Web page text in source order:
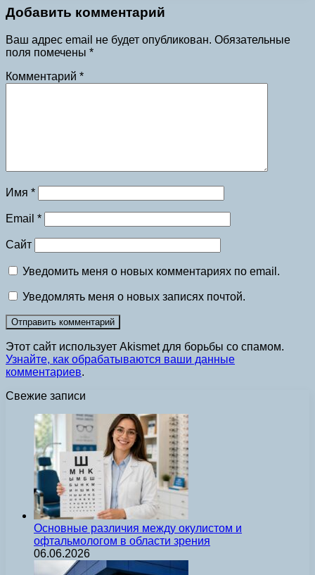
Добавить комментарий
Ваш адрес email не будет опубликован. Обязательные
поля помечены *
Комментарий *
Имя *
Email *
Сайт
Уведомить меня о новых комментариях по email.
Уведомлять меня о новых записях почтой.
Этот сайт использует Akismet для борьбы со спамом.
Узнайте, как обрабатываются ваши данные
комментариев.
Свежие записи
Основные различия между окулистом и
офтальмологом в области зрения
06.06.2026